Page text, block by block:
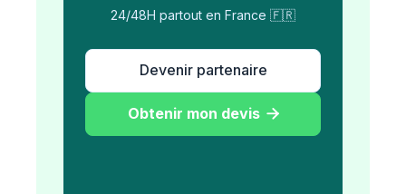
24/48H partout en France 🇫🇷
Devenir partenaire
Obtenir mon devis 